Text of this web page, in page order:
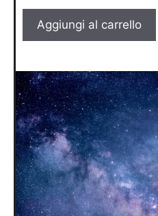
Aggiungi al carrello